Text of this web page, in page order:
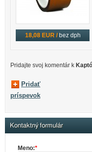
18,08 EUR / bez dph
Pridajte svoj ​​komentár k
Pridať
príspevok
Kontaktný formulár
Meno:*